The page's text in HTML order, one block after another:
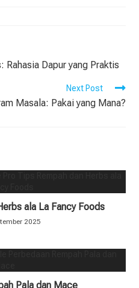
Rahasia Dapur yang Praktis
Next Post
Masala: Pakai yang Mana?
ala La Fancy Foods
2025
Pala dan Mace